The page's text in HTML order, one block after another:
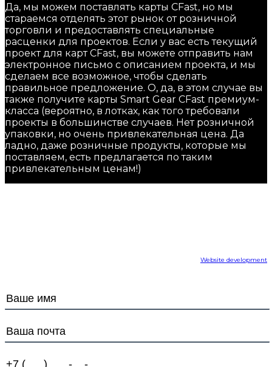
Да, мы можем поставлять карты CFast, но мы
стараемся отделять этот рынок от розничной
торговли и предоставлять специальные
расценки для проектов. Если у вас есть текущий
проект для карт CFast, вы можете отправить нам
электронное письмо с описанием проекта, и мы
сделаем все возможное, чтобы сделать
правильное предложение. О, да, в этом случае вы
также получите карты Smart Gear CFast премиум-
класса (вероятно, в лотках, как того требовали
проекты в большинстве случаев. Нет розничной
упаковки, но очень привлекательная цена. Да
ладно, даже розничные продукты, которые мы
поставляем, есть предлагается по таким
привлекательным ценам!)
Website development